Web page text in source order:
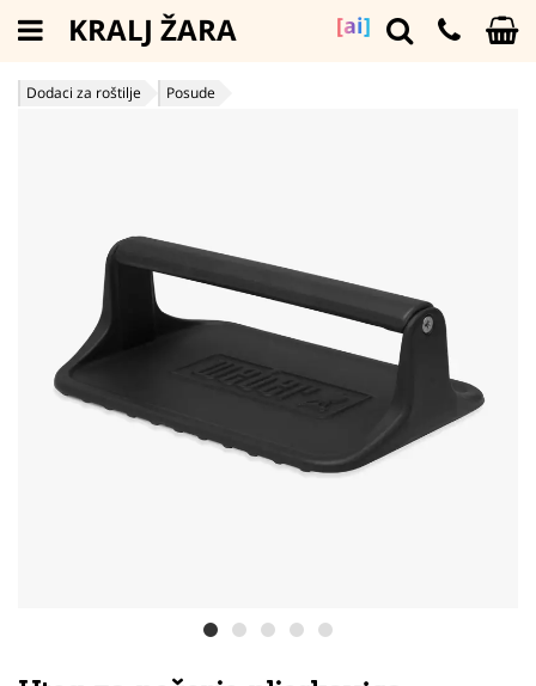
[ai]
KRALJ ŽARA
Dodaci za roštilje Posude